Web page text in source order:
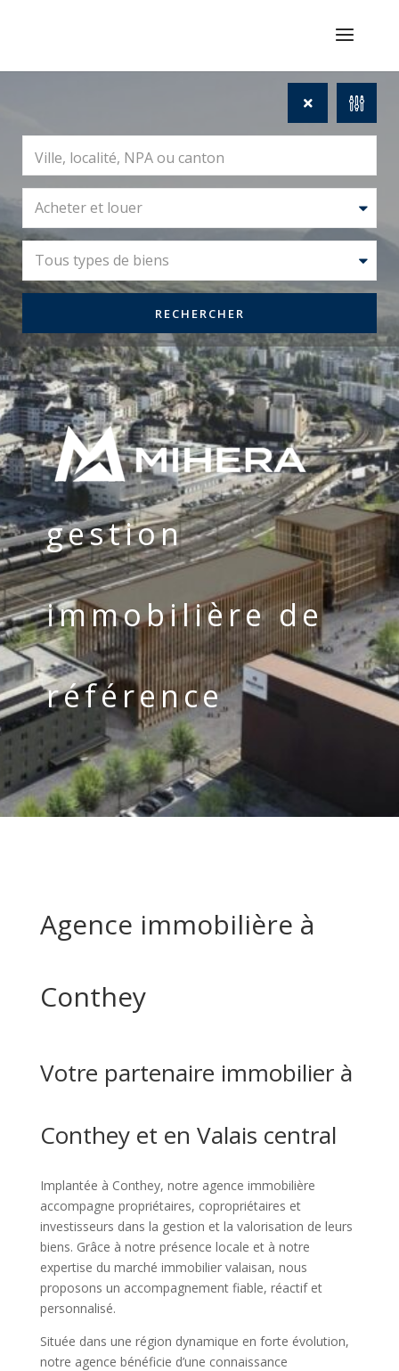
Acheter et louer
Tous types de biens
gestion
immobilière de
référence
Agence immobilière à
Conthey
Votre partenaire immobilier à
Conthey et en Valais central
Implantée à Conthey, notre agence immobilière
accompagne propriétaires, copropriétaires et
investisseurs dans la gestion et la valorisation de leurs
biens. Grâce à notre présence locale et à notre
expertise du marché immobilier valaisan, nous
proposons un accompagnement fiable, réactif et
personnalisé.
Située dans une région dynamique en forte évolution,
notre agence bénéficie d’une connaissance